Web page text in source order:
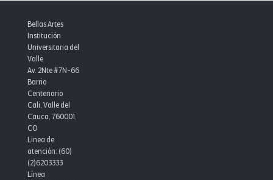
Bellas Artes
Institución
Universitaria del
Valle
Av. 2Nte #7N-66
Barrio
Centenario
Cali, Valle del
Cauca, 760001,
CO
Linea de
atención: (60)
(2)6203333
Línea